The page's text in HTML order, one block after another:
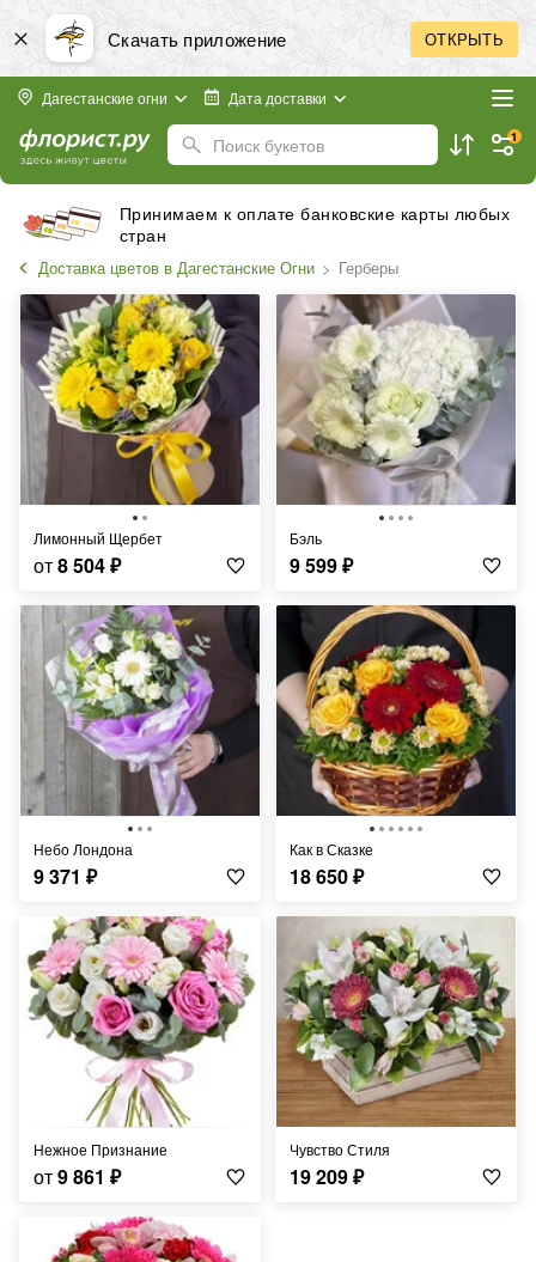
Скачать приложение ОТКРЫТЬ
Дагестанские огни Дата доставки
Поиск букетов 1
Принимаем к оплате банковские карты любых
стран
Доставка цветов в Дагестанские Огни Герберы
Лимонный Щербет
от8 504₽
Бэль
9 599₽
Небо Лондона
9 371 ₽
Как в Сказке
18 650₽
Нежное Признание
от9 861 ₽
Чувство Стиля
19 209₽